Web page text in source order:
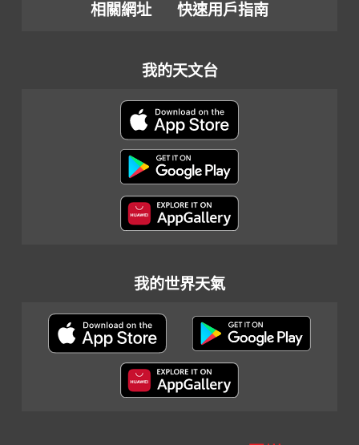
相關網址
快速用戶指南
我的天文台
我的世界天氣